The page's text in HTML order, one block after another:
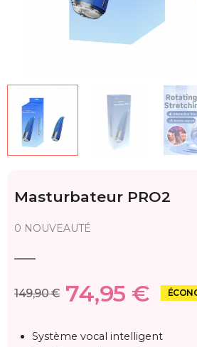
Masturbateur PRO2
0 NOUVEAUTÉ
149,90 € 74,95 €
Système vocal intelligent